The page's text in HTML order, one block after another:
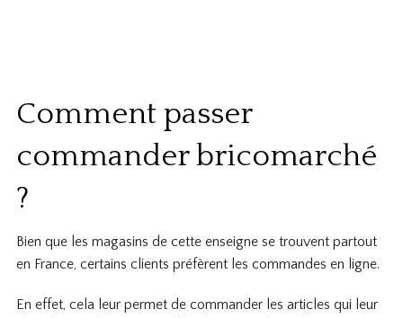
Comment passer
commander bricomarché
?
Bien que les magasins de cette enseigne se trouvent partout
en France, certains clients préfèrent les commandes en ligne.
En effet, cela leur permet de commander les articles qui leur